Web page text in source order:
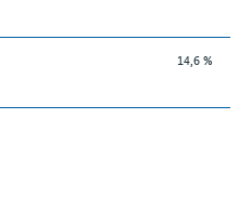
14,6 %